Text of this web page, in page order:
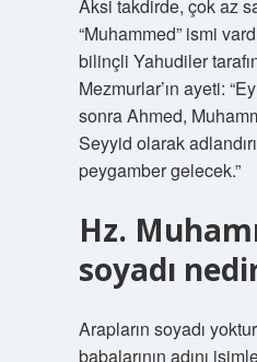
Aksi takdirde, çok az
“Muhammed” ismi
bilinçli Yahudiler
Mezmurlar’ın ayeti:
sonra Ahmed,
Seyyid olarak
peygamber gelecek.”
Hz.
soyadı
Arapların soyadı
babalarının adını